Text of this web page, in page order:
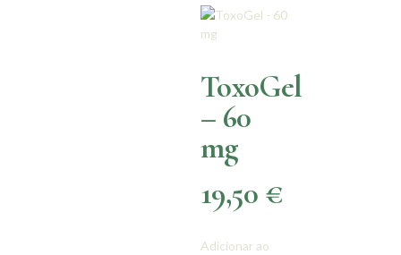
ToxoGel
– 60
mg
19,50 €
Adicionar ao